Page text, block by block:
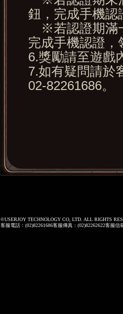
鈕，完成手機認
※若認證期滿
完成手機認證，
6.獎勵請至遊戲
7.如有疑問請於
02-82261686。
©USERJOY TECHNOLOGY CO, LTD. ALL RIGHTS
客服電話：(02)82261686客服傳真：(02)82262622客服信